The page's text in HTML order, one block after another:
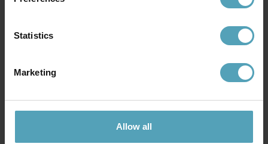
Statistics
Marketing
Allow all